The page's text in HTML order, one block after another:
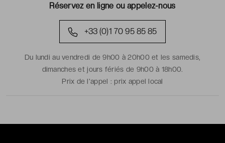
Réservez en ligne ou appelez-nous
+33 (0)1 70 95 85 85
Du lundi au vendredi de 9h00 à 20h00 et les samedis,
dimanches et jours fériés de 9h00 à 18h00.
Prix de l'appel :prix appel local